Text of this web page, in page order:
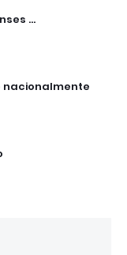
...
nacionalmente